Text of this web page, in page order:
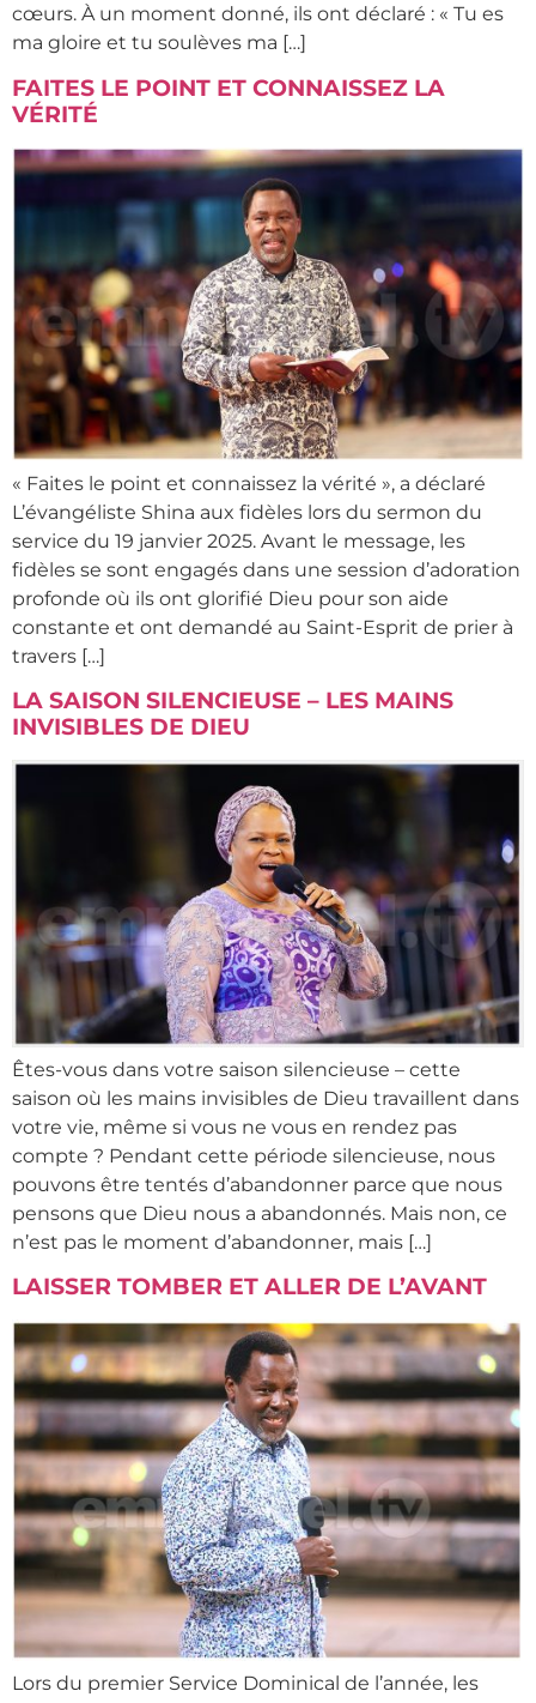
cœurs. À un moment donné, ils ont déclaré : « Tu es
ma gloire et tu soulèves ma […]
FAITES LE POINT ET CONNAISSEZ LA
VÉRITÉ
« Faites le point et connaissez la vérité », a déclaré
L’évangéliste Shina aux fidèles lors du sermon du
service du 19 janvier 2025. Avant le message, les
fidèles se sont engagés dans une session d’adoration
profonde où ils ont glorifié Dieu pour son aide
constante et ont demandé au Saint-Esprit de prier à
travers […]
LA SAISON SILENCIEUSE – LES MAINS
INVISIBLES DE DIEU
Êtes-vous dans votre saison silencieuse – cette
saison où les mains invisibles de Dieu travaillent dans
votre vie, même si vous ne vous en rendez pas
compte ? Pendant cette période silencieuse, nous
pouvons être tentés d’abandonner parce que nous
pensons que Dieu nous a abandonnés. Mais non, ce
n’est pas le moment d’abandonner, mais […]
LAISSER TOMBER ET ALLER DE L’AVANT
Lors du premier Service Dominical de l’année, les